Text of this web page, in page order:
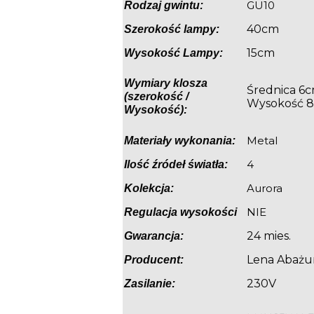
Rodzaj gwintu: GU10
Szerokość lampy: 40cm
Wysokość Lampy: 15cm
Wymiary klosza
(szerokość /
Wysokość):
Średnica
Wysokość
Materiały wykonania: Metal
Ilość źródeł światła: 4
Kolekcja: Aurora
Regulacja wysokości NIE
Gwarancja: 24 mies.
Producent: Lena
Zasilanie: 230V